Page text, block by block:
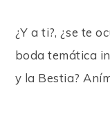
¿Y a ti?, ¿se te
boda temática
y la Bestia?